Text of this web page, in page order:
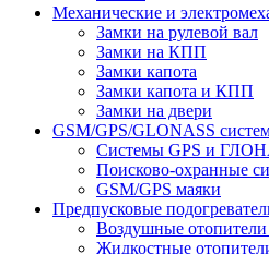
Механические и
Замки на рулевой вал
Замки на КПП
Замки капота
Замки капота и КПП
Замки на двери
GSM/GPS/GLONASS
Системы GPS и
Поисково-охранные
GSM/GPS маяки
Предпусковые
Воздушные отопители
Жидкостные